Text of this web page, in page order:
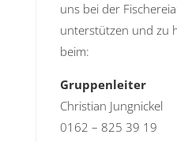
uns bei der
unterstützen und zu
beim:
Gruppenleiter
Christian Jungnickel
0162 – 825 39 19